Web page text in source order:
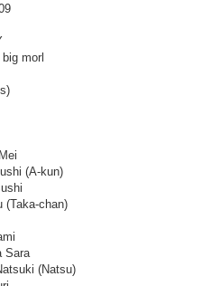
morl
(A-kun)
(Taka-chan)
Sara
(Natsu)